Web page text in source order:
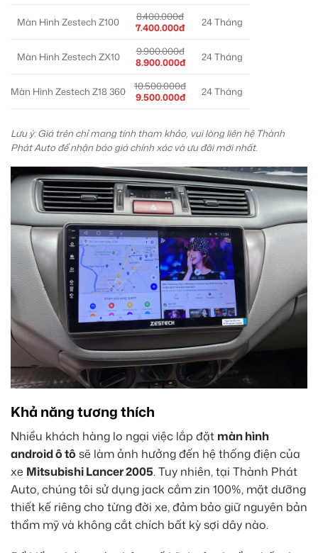
Màn Hình Zestech Z100
8.400.000đ
7.400.000đ
24 Tháng
Màn Hình Zestech ZX10
9.900.000đ
8.900.000đ
24 Tháng
Màn Hình Zestech Z18 360
10.500.000đ
9.500.000đ
24 Tháng
Lưu ý: Giá trên chỉ mang tính tham khảo, vui lòng liên hệ Thành
Phát Auto để nhận báo giá chính xác và ưu đãi mới nhất.
Khả năng tương thích
Nhiều khách hàng lo ngại việc lắp đặt màn hình
android ô tô sẽ làm ảnh hưởng đến hệ thống điện của
xe Mitsubishi Lancer 2005. Tuy nhiên, tại Thành Phát
Auto, chúng tôi sử dụng jack cắm zin 100%, mặt dưỡng
thiết kế riêng cho từng đời xe, đảm bảo giữ nguyên bản
thẩm mỹ và không cắt chích bất kỳ sợi dây nào.